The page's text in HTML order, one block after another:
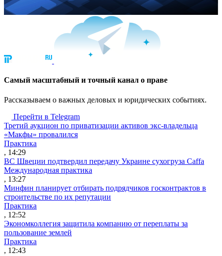
Cамый масштабный и точный канал о праве
Рассказываем о важных деловых и юридических событиях.
Перейти в Telegram
Третий аукцион по приватизации активов экс-владельца
«Макфы» провалился
Практика
, 14:29
ВС Швеции подтвердил передачу Украине сухогруза Caffa
Международная практика
, 13:27
Минфин планирует отбирать подрядчиков госконтрактов в
строительстве по их репутации
Практика
, 12:52
Экономколлегия защитила компанию от переплаты за
пользование землей
Практика
, 12:43